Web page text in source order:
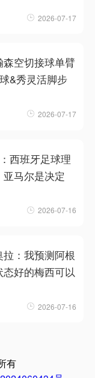
2026-07-17
森空切接球单臂
&秀灵活脚步
2026-07-17
西班牙足球理
马尔是决定
2026-07-16
拉：我预测阿根
好的梅西可以
2026-07-16
有